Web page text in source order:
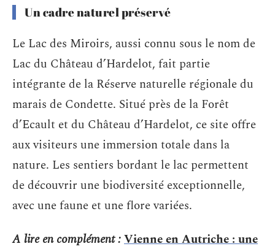
Un cadre naturel préservé
Le Lac des Miroirs, aussi connu sous le nom de
Lac du Château d’Hardelot, fait partie
intégrante de la Réserve naturelle régionale du
marais de Condette. Situé près de la Forêt
d’Ecault et du Château d’Hardelot, ce site offre
aux visiteurs une immersion totale dans la
nature. Les sentiers bordant le lac permettent
de découvrir une biodiversité exceptionnelle,
avec une faune et une flore variées.
A lire en complément :Vienne en Autriche : une